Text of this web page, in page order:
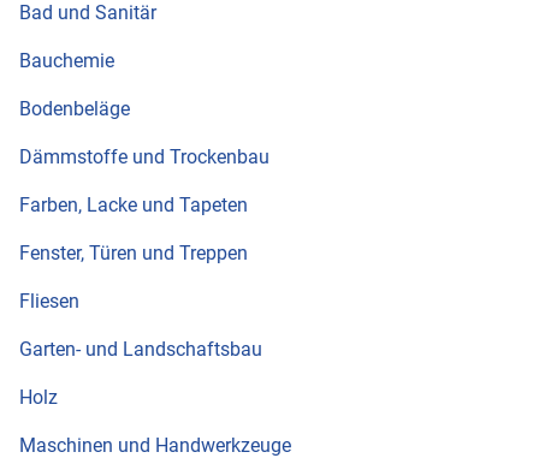
Bad und Sanitär
Bauchemie
Bodenbeläge
Dämmstoffe und Trockenbau
Farben, Lacke und Tapeten
Fenster, Türen und Treppen
Fliesen
Garten- und Landschaftsbau
Holz
Maschinen und Handwerkzeuge